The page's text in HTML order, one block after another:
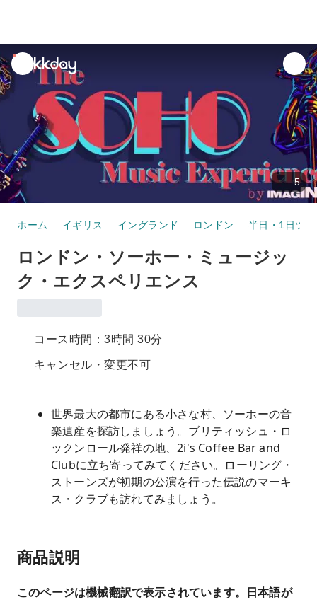
unread
notifications
5
ホーム イギリス イングランド ロンドン 半日・1日ツ
ロンドン・ソーホー・ミュージッ
ク・エクスペリエンス
コース時間：3時間 30分
キャンセル・変更不可
世界最大の都市にある小さな村、ソーホーの音
楽遺産を探訪しましょう。ブリティッシュ・ロ
ックンロール発祥の地、2i's Coffee Bar and
Clubに立ち寄ってみてください。ローリング・
ストーンズが初期の公演を行った伝説のマーキ
ス・クラブも訪れてみましょう。
商品説明
このページは機械翻訳で表示されています。日本語が